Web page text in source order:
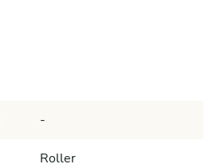
-
Roller